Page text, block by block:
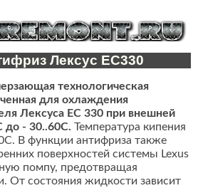
Лексус ЕС330
технологическая
для охлаждения
Лексуса ЕС 330 при внешней
до - 30..60C. Температура кипения
В функции антифриза также
поверхностей системы Lexus
помпу, предотвращая
От состояния жидкости зависит